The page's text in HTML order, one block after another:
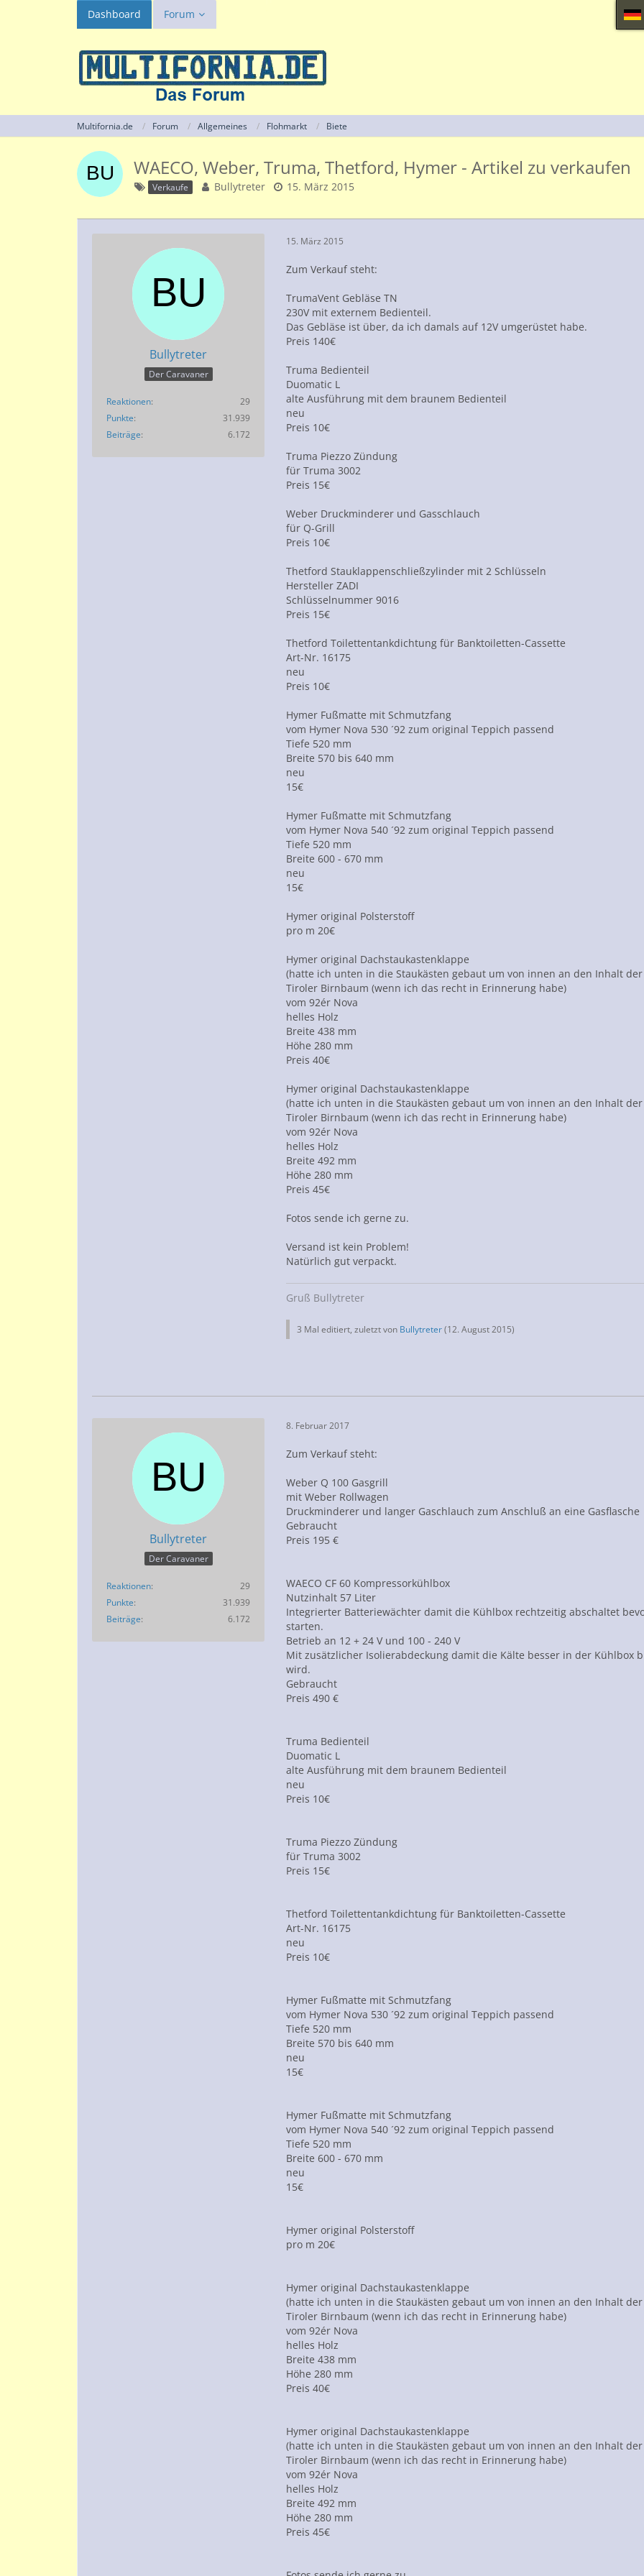
Dashboard Forum
Multifornia.de Forum Allgemeines Flohmarkt Biete
WAECO, Weber, Truma, Thetford, Hymer - Artikel zu verkaufen
Verkaufe Bullytreter 15. März 2015
Bullytreter
Der Caravaner
Reaktionen
29
Punkte
31.939
Beiträge
6.172
15. März 2015
Zum Verkauf steht:
TrumaVent Gebläse TN
230V mit externem Bedienteil.
Das Gebläse ist über, da ich damals auf 12V umgerüstet habe.
Preis 140€
Truma Bedienteil
Duomatic L
alte Ausführung mit dem braunem Bedienteil
neu
Preis 10€
Truma Piezzo Zündung
für Truma 3002
Preis 15€
Weber Druckminderer und Gasschlauch
für Q-Grill
Preis 10€
Thetford Stauklappenschließzylinder mit 2 Schlüsseln
Hersteller ZADI
Schlüsselnummer 9016
Preis 15€
Thetford Toilettentankdichtung für Banktoiletten-Cassette
Art-Nr. 16175
neu
Preis 10€
Hymer Fußmatte mit Schmutzfang
vom Hymer Nova 530 ´92 zum original Teppich passend
Tiefe 520 mm
Breite 570 bis 640 mm
neu
15€
Hymer Fußmatte mit Schmutzfang
vom Hymer Nova 540 ´92 zum original Teppich passend
Tiefe 520 mm
Breite 600 - 670 mm
neu
15€
Hymer original Polsterstoff
pro m 20€
Hymer original Dachstaukastenklappe
(hatte ich unten in die Staukästen gebaut um von innen an den Inhalt
Tiroler Birnbaum (wenn ich das recht in Erinnerung habe)
vom 92ér Nova
helles Holz
Breite 438 mm
Höhe 280 mm
Preis 40€
Hymer original Dachstaukastenklappe
(hatte ich unten in die Staukästen gebaut um von innen an den Inhalt
Tiroler Birnbaum (wenn ich das recht in Erinnerung habe)
vom 92ér Nova
helles Holz
Breite 492 mm
Höhe 280 mm
Preis 45€
Fotos sende ich gerne zu.
Versand ist kein Problem!
Natürlich gut verpackt.
Gruß Bullytreter
3 Mal editiert, zuletzt von Bullytreter(12. August 2015)
Bullytreter
Der Caravaner
Reaktionen
29
Punkte
31.939
Beiträge
6.172
8. Februar 2017
Zum Verkauf steht:
Weber Q 100 Gasgrill
mit Weber Rollwagen
Druckminderer und langer Gaschlauch zum Anschluß an eine Gasflasche
Gebraucht
Preis 195 €
WAECO CF 60 Kompressorkühlbox
Nutzinhalt 57 Liter
Integrierter Batteriewächter damit die Kühlbox rechtzeitig abschaltet
starten.
Betrieb an 12 + 24 V und 100 - 240 V
Mit zusätzlicher Isolierabdeckung damit die Kälte besser in der Kühlbox
wird.
Gebraucht
Preis 490 €
Truma Bedienteil
Duomatic L
alte Ausführung mit dem braunem Bedienteil
neu
Preis 10€
Truma Piezzo Zündung
für Truma 3002
Preis 15€
Thetford Toilettentankdichtung für Banktoiletten-Cassette
Art-Nr. 16175
neu
Preis 10€
Hymer Fußmatte mit Schmutzfang
vom Hymer Nova 530 ´92 zum original Teppich passend
Tiefe 520 mm
Breite 570 bis 640 mm
neu
15€
Hymer Fußmatte mit Schmutzfang
vom Hymer Nova 540 ´92 zum original Teppich passend
Tiefe 520 mm
Breite 600 - 670 mm
neu
15€
Hymer original Polsterstoff
pro m 20€
Hymer original Dachstaukastenklappe
(hatte ich unten in die Staukästen gebaut um von innen an den Inhalt
Tiroler Birnbaum (wenn ich das recht in Erinnerung habe)
vom 92ér Nova
helles Holz
Breite 438 mm
Höhe 280 mm
Preis 40€
Hymer original Dachstaukastenklappe
(hatte ich unten in die Staukästen gebaut um von innen an den Inhalt
Tiroler Birnbaum (wenn ich das recht in Erinnerung habe)
vom 92ér Nova
helles Holz
Breite 492 mm
Höhe 280 mm
Preis 45€